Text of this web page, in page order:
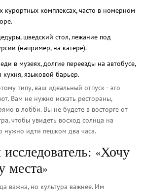
курортных комплексах, часто в номерном
шведский стол, лежание под
(например, на катере).
в музеях, долгие переезды на автобусе,
кухня, языковой барьер.
типу, ваш идеальный отпуск - это
Вам не нужно искать рестораны,
в лобби. Вы не будете в восторге от
чтобы увидеть восход солнца на
нужно идти пешком два часа.
«Хочу
места»
важна, но культура важнее. Им